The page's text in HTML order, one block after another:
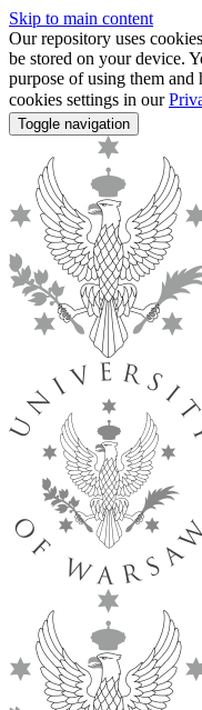
Skip to main content
Our repository uses
be stored on your device.
purpose of using them
cookies settings in our
Toggle navigation